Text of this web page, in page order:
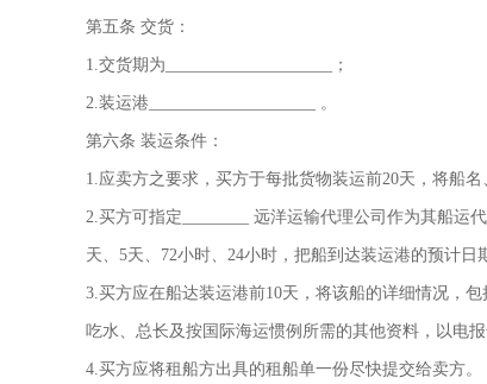
第五条 交货：
1.交货期为____________________；
2.装运港____________________ 。
第六条 装运条件：
1.应卖方之要求，买方于每批货物装运前20天，将船
2.买方可指定________ 远洋运输代理公司作为其船运
天、5天、72小时、24小时，把船到达装运港的预计
3.买方应在船达装运港前10天，将该船的详细情况，
吃水、总长及按国际海运惯例所需的其他资料，以电报
4.买方应将租船方出具的租船单一份尽快提交给卖方。